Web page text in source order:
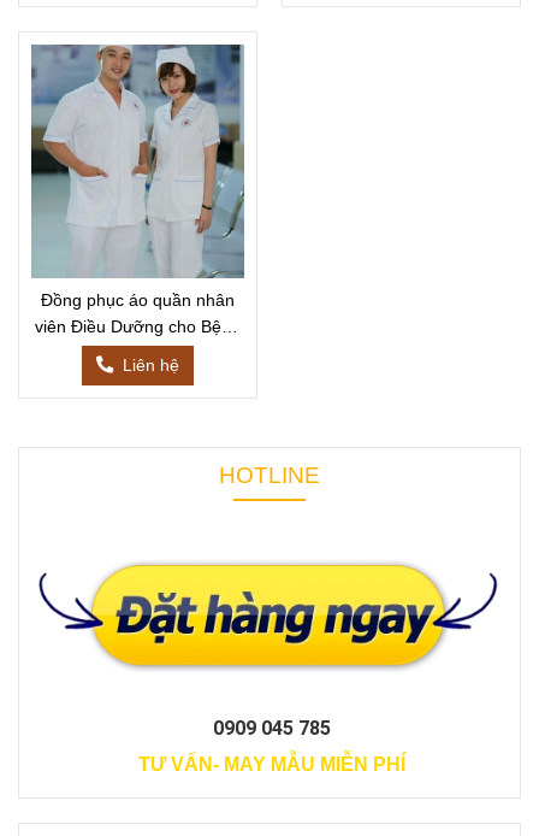
Đồng phục áo quần nhân
viên Điều Dưỡng cho Bệnh
Liên hệ
HOTLINE
0909 045 785
TƯ VẤN- MAY MẪU MIỄN PHÍ